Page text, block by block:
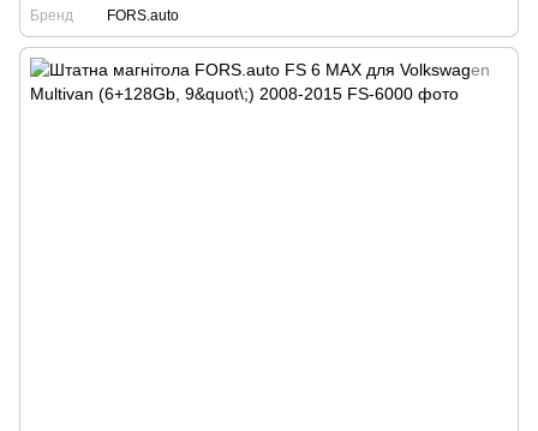
Бренд
FORS.auto